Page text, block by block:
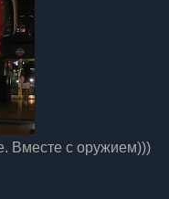
Вместе с оружием)))